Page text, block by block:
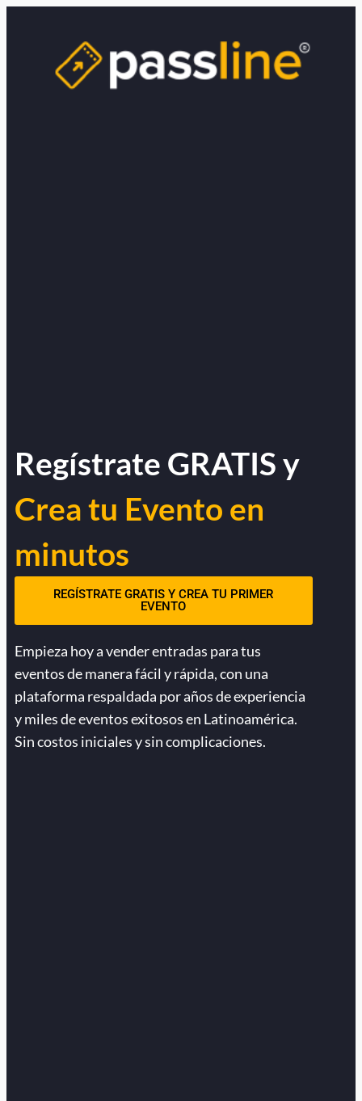
Regístrate GRATIS y
Crea tu Evento en
minutos
REGÍSTRATE GRATIS Y CREA TU PRIMER
EVENTO
Empieza hoy a vender entradas para tus
eventos de manera fácil y rápida, con una
plataforma respaldada por años de experiencia
y miles de eventos exitosos en Latinoamérica.
Sin costos iniciales y sin complicaciones.